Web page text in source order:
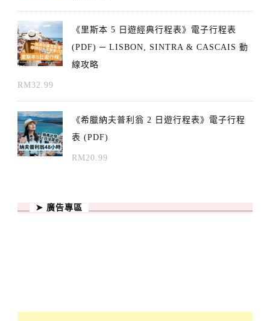
《里斯本 5 日遊經典行程表》電子行程表
(PDF) ─ LISBON, SINTRA & CASCAIS 動
線攻略
RM32.99
《希臘納夫普利翁 2 日遊行程表》電子行程
表 (PDF)
RM20.99
➤ 廣告專區